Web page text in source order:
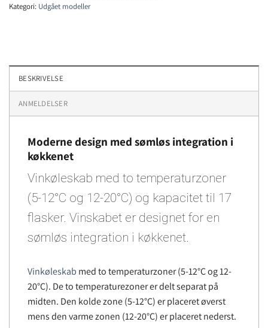
Kategori: Udgået modeller
BESKRIVELSE
ANMELDELSER
Moderne design med sømløs integration i
køkkenet
Vinkøleskab med to temperaturzoner
(5-12°C og 12-20°C) og kapacitet til 17
flasker. Vinskabet er designet for en
sømløs integration i køkkenet.
Vinkøleskab med to temperaturzoner (5-12°C og 12-
20°C). De to temperaturezoner er delt separat på
midten. Den kolde zone (5-12°C) er placeret øverst
mens den varme zonen (12-20°C) er placeret nederst.